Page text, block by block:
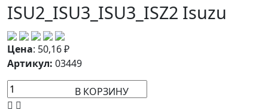
ISU2_ISU3_ISU3_ISZ2 Isuzu
Цена: 50,16₽
Артикул: 03449
В КОРЗИНУ